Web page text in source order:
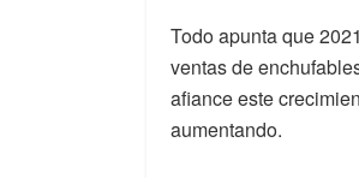
Todo apunta que
ventas de
afiance este
aumentando.